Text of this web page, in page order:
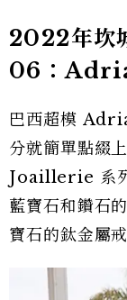
2022年坎
06：
巴西超模
分就簡單點
Joaillerie 系
藍寶石和鑽石
寶石的鈦金屬